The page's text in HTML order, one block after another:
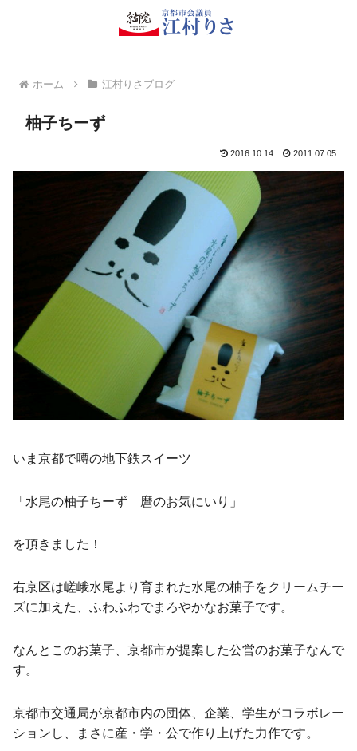
ホーム 江村りさブログ
柚子ちーず
2016.10.14 2011.07.05
いま京都で噂の地下鉄スイーツ
「水尾の柚子ちーず 麿のお気にいり」
を頂きました！
右京区は嵯峨水尾より育まれた水尾の柚子をクリームチー
ズに加えた、ふわふわでまろやかなお菓子です。
なんとこのお菓子、京都市が提案した公営のお菓子なんで
す。
京都市交通局が京都市内の団体、企業、学生がコラボレー
ションし、まさに産・学・公で作り上げた力作です。